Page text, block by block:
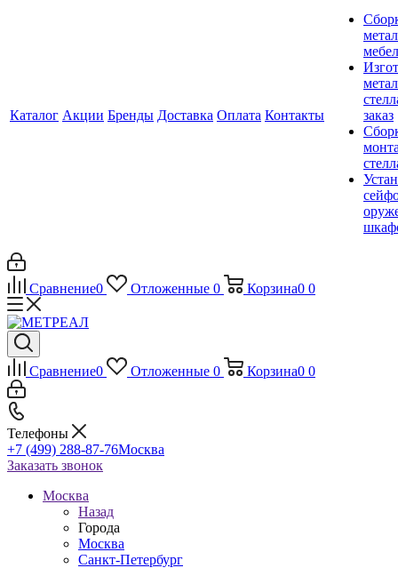
Каталог Акции Бренды Доставка Оплата Контакты
заказ
Сравнение0 Отложенные 0 Корзина0 0
Сравнение0 Отложенные 0 Корзина0 0
Телефоны
+7 (499) 288-87-76Москва
Заказать звонок
Москва
Назад
Города
Москва
Санкт-Петербург